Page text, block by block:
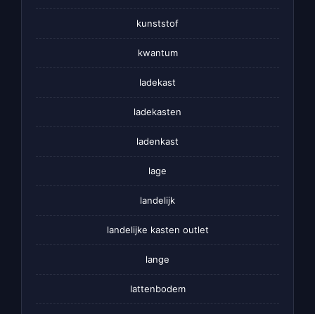
kunststof
kwantum
ladekast
ladekasten
ladenkast
lage
landelijk
landelijke kasten outlet
lange
lattenbodem